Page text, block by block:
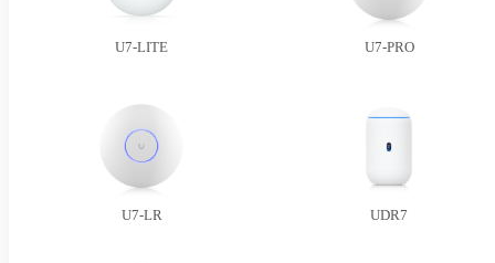
U7-LITE U7-PRO
U7-LR UDR7